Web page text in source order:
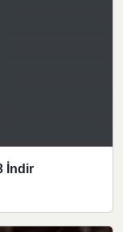
İndir